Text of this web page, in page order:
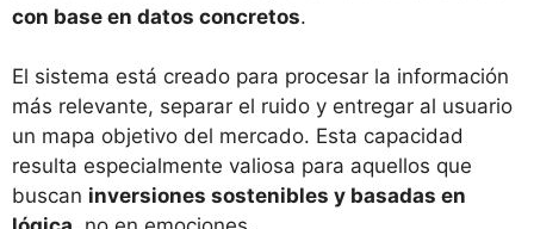
con base en datos concretos.
El sistema está creado para procesar la información
más relevante, separar el ruido y entregar al usuario
un mapa objetivo del mercado. Esta capacidad
resulta especialmente valiosa para aquellos que
buscan inversiones sostenibles y basadas en